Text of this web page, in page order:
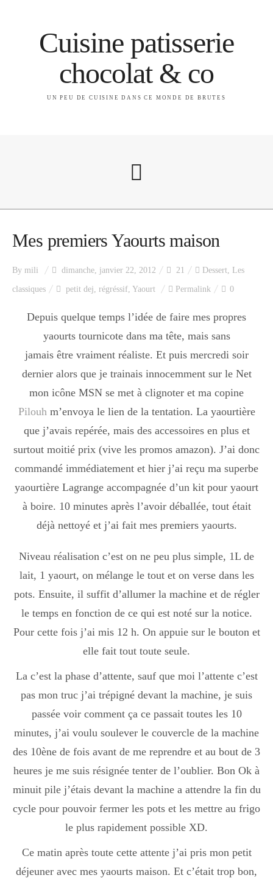
Cuisine patisserie
chocolat & co
UN PEU DE CUISINE DANS CE MONDE DE BRUTES
A propos
Index des recettes
Catégories
Entrée
plats
Dessert
Boisson chaudes
Les classiques
Recettes Végétariennes
Resto
Tuto
Divers
Mes premiers Yaourts maison
By mili dimanche, janvier 22, 2012 21 Dessert, Les
classiques petit dej, régréssif, Yaourt Permalink 0
Depuis quelque temps l’idée de faire mes propres
yaourts tournicote dans ma tête, mais sans
jamais être vraiment réaliste. Et puis mercredi soir
dernier alors que je trainais innocemment sur le Net
mon icône MSN se met à clignoter et ma copine
Pilouhm’envoya le lien de la tentation. La yaourtière
que j’avais repérée, mais des accessoires en plus et
surtout moitié prix (vive les promos amazon). J’ai donc
commandé immédiatement et hier j’ai reçu ma superbe
yaourtière Lagrange accompagnée d’un kit pour yaourt
à boire. 10 minutes après l’avoir déballée, tout était
déjà nettoyé et j’ai fait mes premiers yaourts.
Niveau réalisation c’est on ne peu plus simple, 1L de
lait, 1 yaourt, on mélange le tout et on verse dans les
pots. Ensuite, il suffit d’allumer la machine et de régler
le temps en fonction de ce qui est noté sur la notice.
Pour cette fois j’ai mis 12 h. On appuie sur le bouton et
elle fait tout toute seule.
La c’est la phase d’attente, sauf que moi l’attente c’est
pas mon truc j’ai trépigné devant la machine, je suis
passée voir comment ça ce passait toutes les 10
minutes, j’ai voulu soulever le couvercle de la machine
des 10ène de fois avant de me reprendre et au bout de 3
heures je me suis résignée tenter de l’oublier. Bon Ok à
minuit pile j’étais devant la machine a attendre la fin du
cycle pour pouvoir fermer les pots et les mettre au frigo
le plus rapidement possible XD.
Ce matin après toute cette attente j’ai pris mon petit
déjeuner avec mes yaourts maison. Et c’était trop bon,